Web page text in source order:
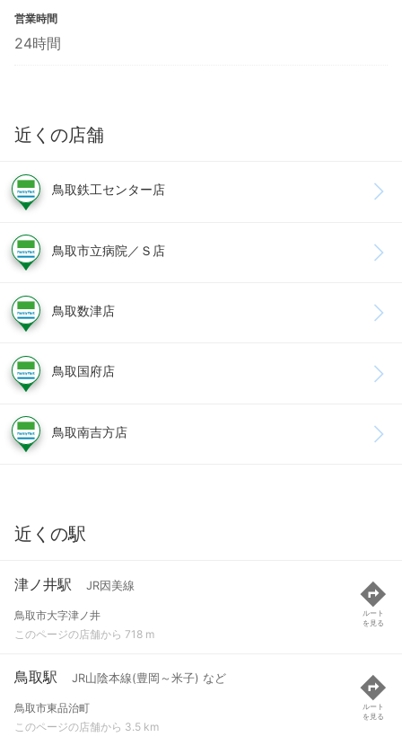
営業時間
24時間
近くの店舗
鳥取鉄工センター店
鳥取市立病院／Ｓ店
鳥取数津店
鳥取国府店
鳥取南吉方店
近くの駅
津ノ井駅 JR因美線
鳥取市大字津ノ井
このページの店舗から 718 m
ルート
を見る
鳥取駅 JR山陰本線(豊岡～米子) など
鳥取市東品治町
このページの店舗から 3.5 km
ルート
を見る